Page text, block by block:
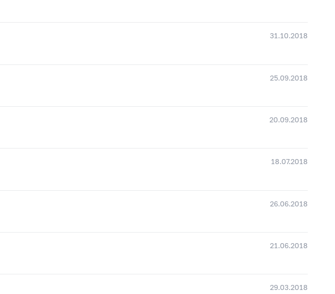
31.10.2018
25.09.2018
20.09.2018
18.07.2018
26.06.2018
21.06.2018
29.03.2018